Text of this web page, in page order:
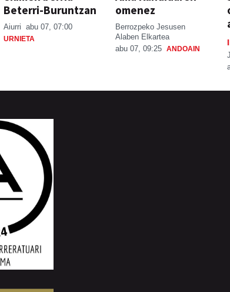
Beterri-Buruntzan
Aiurri abu 07, 07:00
URNIETA
omenez
Berrozpeko Jesusen
Alaben Elkartea
abu 07, 09:25 ANDOAIN